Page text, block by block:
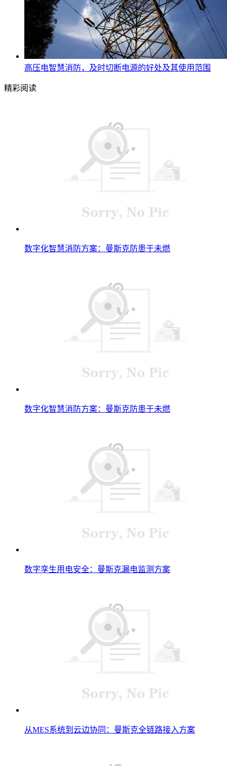
高压电智慧消防，及时切断电源的好处及其使用范围
精彩阅读
数字化智慧消防方案：曼斯克防患于未燃
数字化智慧消防方案：曼斯克防患于未燃
数字孪生用电安全：曼斯克漏电监测方案
从MES系统到云边协同：曼斯克全链路接入方案